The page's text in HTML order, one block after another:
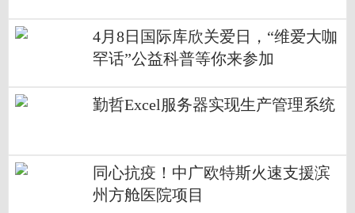
4月8日国际库欣关爱日，“维爱大咖
罕话”公益科普等你来参加
勤哲Excel服务器实现生产管理系统
同心抗疫！中广欧特斯火速支援滨
州方舱医院项目